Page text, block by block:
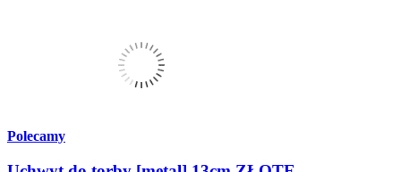
Polecamy